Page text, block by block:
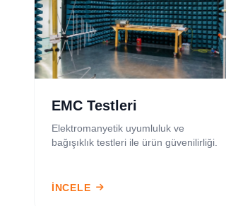
EMC Testleri
Elektromanyetik uyumluluk ve
bağışıklık testleri ile ürün güvenilirliği.
İNCELE